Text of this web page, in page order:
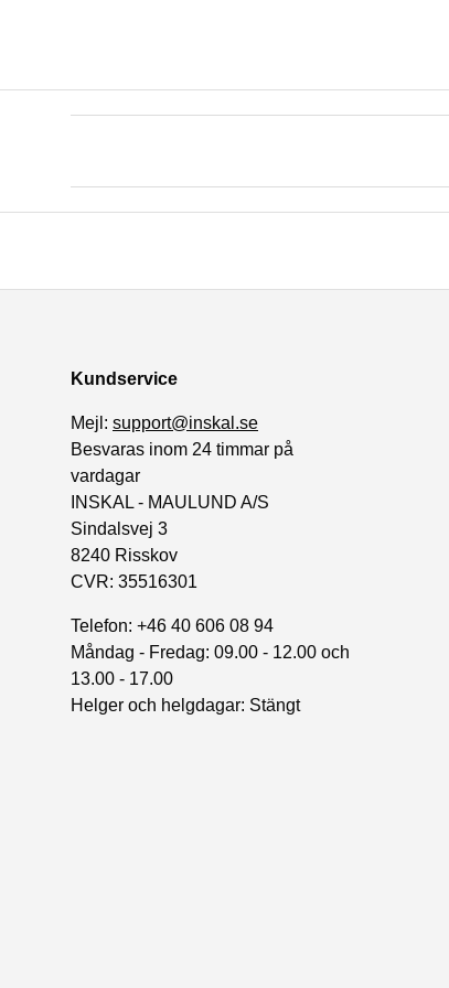
Kundservice
Mejl: support@inskal.se
Besvaras inom 24 timmar på
vardagar
INSKAL - MAULUND A/S
Sindalsvej 3
8240 Risskov
CVR: 35516301
Telefon: +46 40 606 08 94
Måndag - Fredag: 09.00 - 12.00 och
13.00 - 17.00
Helger och helgdagar: Stängt